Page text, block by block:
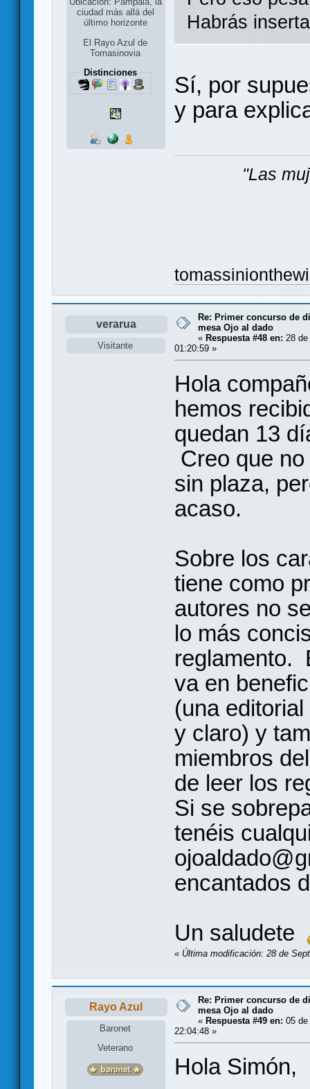
ciudad más allá del
último horizonte
El Rayo Azul de
Tomasinovia
Distinciones
Habrás
Sí, por
y para
"Las
verarua
Visitante
Re: Primer concurso de
mesa Ojo al dado
« Respuesta #48 en: 28
01:20:59 »
Hola
hemos
quedan 13
Creo que
sin plaza,
acaso.
Sobre los
tiene como
autores no
lo más
reglamento.
va en
(una
y claro) y
miembros
de leer los
Si se
tenéis
encantados
Un saludete
« Última modificación: 28 de
Rayo Azul
Baronet
Veterano
Re: Primer concurso de
mesa Ojo al dado
« Respuesta #49 en: 05
22:04:48 »
Hola Simón,